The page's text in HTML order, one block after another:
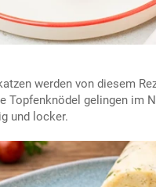
werden von diesem
Topfenknödel gelingen im
und locker.